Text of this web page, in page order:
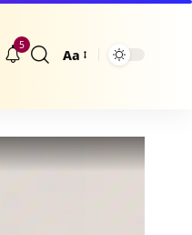
5
Größenänderung
Aa